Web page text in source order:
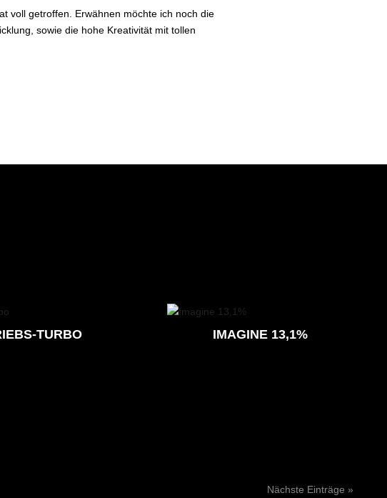
voll getroffen. Erwähnen möchte ich noch die
sowie die hohe Kreativität mit tollen
TURBO IMAGINE 13,1%
Nächste Einträge »